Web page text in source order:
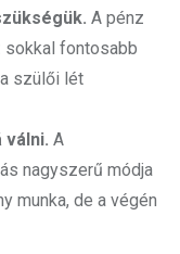
A pénz
sokkal fontosabb
szülői lét
válni. A
nagyszerű módja
munka, de a végén